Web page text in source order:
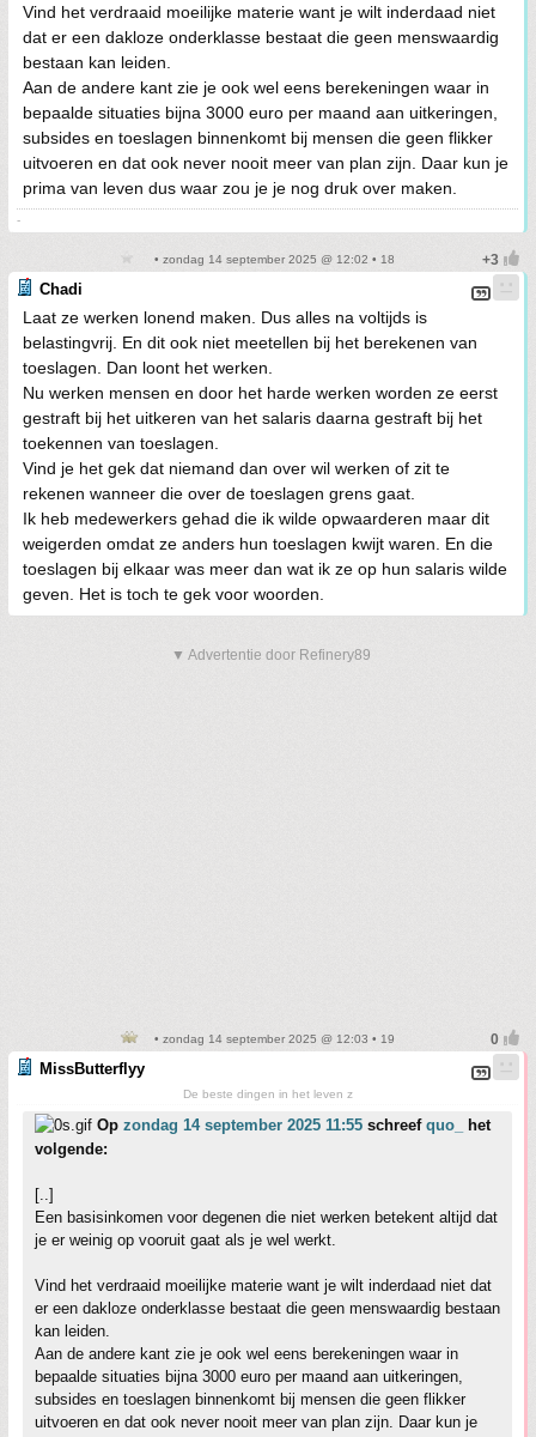
Vind het verdraaid moeilijke materie want je wilt inderdaad niet
dat er een dakloze onderklasse bestaat die geen menswaardig
bestaan kan leiden.
Aan de andere kant zie je ook wel eens berekeningen waar in
bepaalde situaties bijna 3000 euro per maand aan uitkeringen,
subsides en toeslagen binnenkomt bij mensen die geen flikker
uitvoeren en dat ook never nooit meer van plan zijn. Daar kun je
prima van leven dus waar zou je je nog druk over maken.
-
• zondag 14 september 2025 @ 12:02 • 18
Chadi
Laat ze werken lonend maken. Dus alles na voltijds is
belastingvrij. En dit ook niet meetellen bij het berekenen van
toeslagen. Dan loont het werken.
Nu werken mensen en door het harde werken worden ze eerst
gestraft bij het uitkeren van het salaris daarna gestraft bij het
toekennen van toeslagen.
Vind je het gek dat niemand dan over wil werken of zit te
rekenen wanneer die over de toeslagen grens gaat.
Ik heb medewerkers gehad die ik wilde opwaarderen maar dit
weigerden omdat ze anders hun toeslagen kwijt waren. En die
toeslagen bij elkaar was meer dan wat ik ze op hun salaris wilde
geven. Het is toch te gek voor woorden.
▼ Advertentie door Refinery89
• zondag 14 september 2025 @ 12:03 • 19
MissButterflyy
De beste dingen in het leven z
Op zondag 14 september 2025 11:55 schreef quo_
het
volgende:
[..]
Een basisinkomen voor degenen die niet werken betekent altijd dat
je er weinig op vooruit gaat als je wel werkt.
Vind het verdraaid moeilijke materie want je wilt inderdaad niet dat
er een dakloze onderklasse bestaat die geen menswaardig bestaan
kan leiden.
Aan de andere kant zie je ook wel eens berekeningen waar in
bepaalde situaties bijna 3000 euro per maand aan uitkeringen,
subsides en toeslagen binnenkomt bij mensen die geen flikker
uitvoeren en dat ook never nooit meer van plan zijn. Daar kun je